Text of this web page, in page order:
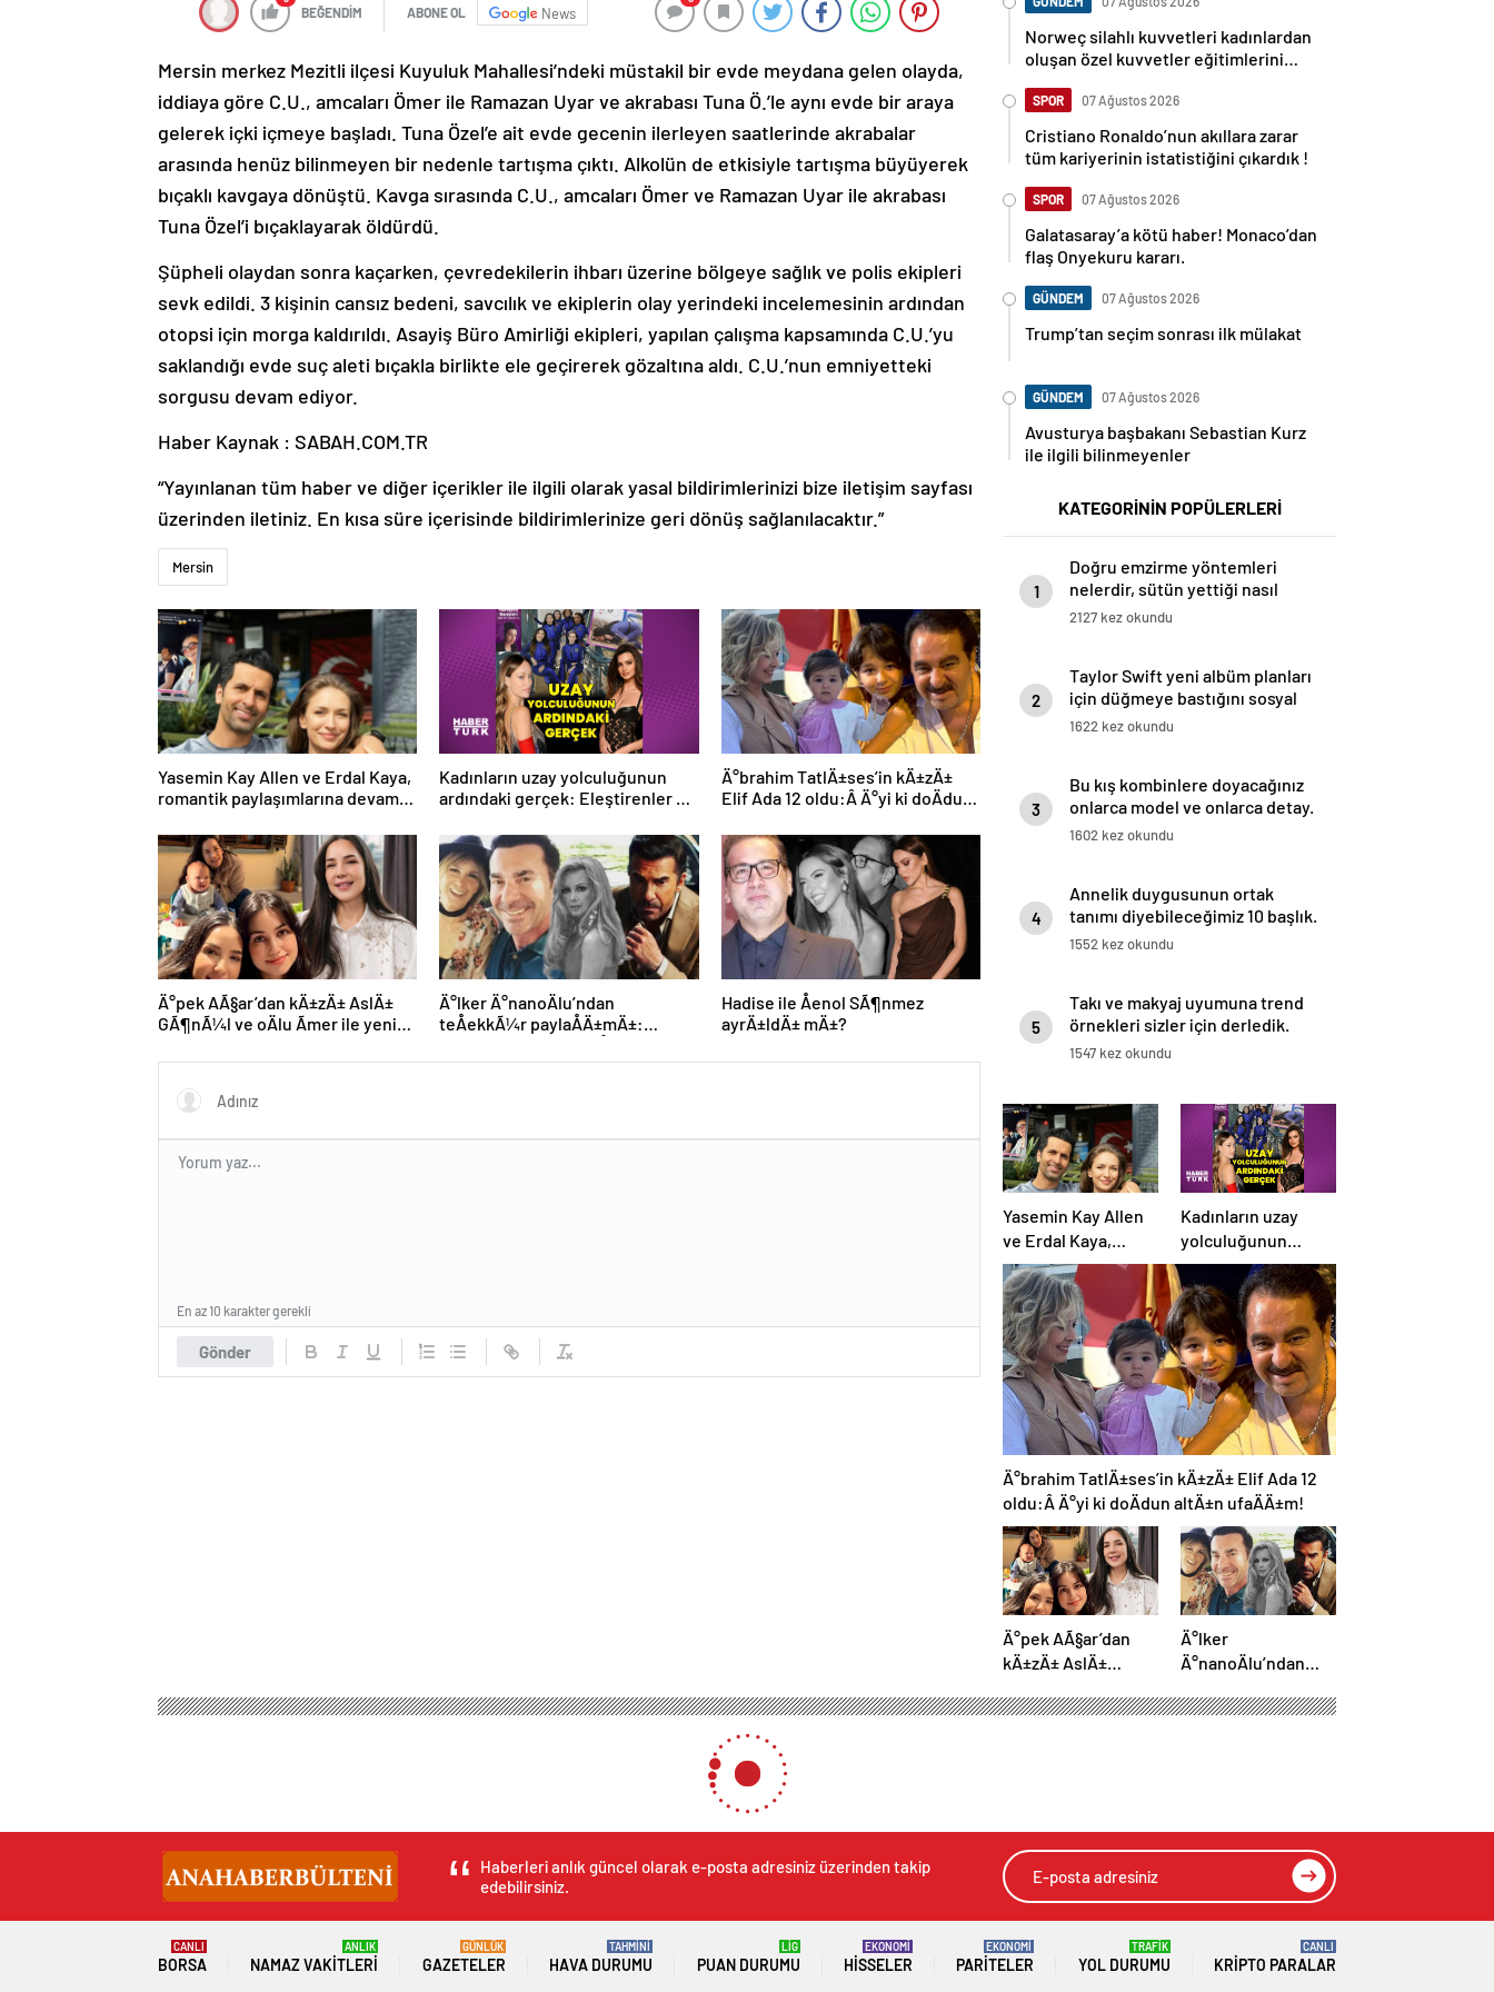
BEĞENDİM ABONE OL News
Mersin merkez Mezitli ilçesi Kuyuluk Mahallesi’ndeki müstakil bir evde meydana gelen olayda,
iddiaya göre C.U., amcaları Ömer ile Ramazan Uyar ve akrabası Tuna Ö.’le aynı evde bir araya
gelerek içki içmeye başladı. Tuna Özel’e ait evde gecenin ilerleyen saatlerinde akrabalar
arasında henüz bilinmeyen bir nedenle tartışma çıktı. Alkolün de etkisiyle tartışma büyüyerek
bıçaklı kavgaya dönüştü. Kavga sırasında C.U., amcaları Ömer ve Ramazan Uyar ile akrabası
Tuna Özel’i bıçaklayarak öldürdü.
Şüpheli olaydan sonra kaçarken, çevredekilerin ihbarı üzerine bölgeye sağlık ve polis ekipleri
sevk edildi. 3 kişinin cansız bedeni, savcılık ve ekiplerin olay yerindeki incelemesinin ardından
otopsi için morga kaldırıldı. Asayiş Büro Amirliği ekipleri, yapılan çalışma kapsamında C.U.’yu
saklandığı evde suç aleti bıçakla birlikte ele geçirerek gözaltına aldı. C.U.’nun emniyetteki
sorgusu devam ediyor.
Haber Kaynak : SABAH.COM.TR
“Yayınlanan tüm haber ve diğer içerikler ile ilgili olarak yasal bildirimlerinizi bize iletişim sayfası
üzerinden iletiniz. En kısa süre içerisinde bildirimlerinize geri dönüş sağlanılacaktır.”
Mersin
Yasemin Kay Allen ve Erdal Kaya,
romantik paylaşımlarına devam
Kadınların uzay yolculuğunun
ardındaki gerçek: Eleştirenler ve
Ä°brahim TatlÄ±ses’in kÄ±zÄ±
Elif Ada 12 oldu:Â Ä°yi ki doÄdun
Ä°pek AÃ§ar’dan kÄ±zÄ± AslÄ±
GÃ¶nÃ¼l ve oÄlu Ãmer ile yeni
Ä°lker Ä°nanoÄlu’ndan
teÅekkÃ¼r paylaÅÄ±mÄ±:
Hadise ile Åenol SÃ¶nmez
ayrÄ±ldÄ± mÄ±?
Gönder
En az 10 karakter gerekli
Norweç silahlı kuvvetleri kadınlardan
oluşan özel kuvvetler eğitimlerini
SPOR 07 Ağustos 2026
Cristiano Ronaldo’nun akıllara zarar
tüm kariyerinin istatistiğini çıkardık !
SPOR 07 Ağustos 2026
Galatasaray’a kötü haber! Monaco’dan
flaş Onyekuru kararı.
GÜNDEM 07 Ağustos 2026
Trump’tan seçim sonrası ilk mülakat
GÜNDEM 07 Ağustos 2026
Avusturya başbakanı Sebastian Kurz
ile ilgili bilinmeyenler
KATEGORİNİN POPÜLERLERİ
1
Doğru emzirme yöntemleri
nelerdir, sütün yettiği nasıl
anlaşılır?
2127 kez okundu
2
Taylor Swift yeni albüm planları
için düğmeye bastığını sosyal
medyadan duyurdu!
1622 kez okundu
3
Bu kış kombinlere doyacağınız
onlarca model ve onlarca detay.
1602 kez okundu
4
Annelik duygusunun ortak
tanımı diyebileceğimiz 10 başlık.
1552 kez okundu
5
Takı ve makyaj uyumuna trend
örnekleri sizler için derledik.
1547 kez okundu
Yasemin Kay Allen
ve Erdal Kaya,
romantik
paylaşımlarına
devam ediyor
Kadınların uzay
yolculuğunun
ardındaki gerçek:
Eleştirenler ve
mürettebatın
savunması
Ä°brahim TatlÄ±ses’in kÄ±zÄ± Elif Ada 12
oldu:Â Ä°yi ki doÄdun altÄ±n ufaÄÄ±m!
Ä°pek AÃ§ar’dan
kÄ±zÄ± AslÄ±
Ãmer ile yeni kare
Ä°lker
Ä°nanoÄlu’ndan
paylaÅÄ±mÄ±:
Aracın hava filtresine giren fare zor anlar yaşattı: Sürücünün çıkartma yöntemi ise yüzleri gülümsetti!
Aracın hava filtresine giren fare zor anlar yaşattı: Sürücünün
çıkartma yöntemi ise yüzleri gülümsetti!